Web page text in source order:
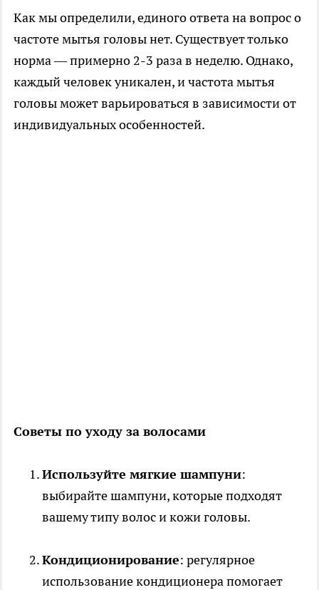
Как мы определили, единого ответа на вопрос о
частоте мытья головы нет. Существует только
норма — примерно 2-3 раза в неделю. Однако,
каждый человек уникален, и частота мытья
головы может варьироваться в зависимости от
индивидуальных особенностей.
Советы по уходу за волосами
Используйте мягкие шампуни:
выбирайте шампуни, которые подходят
вашему типу волос и кожи головы.
Кондиционирование: регулярное
использование кондиционера помогает